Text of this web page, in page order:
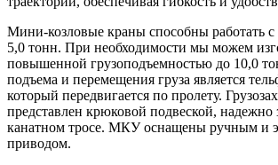
Мини-козловые краны способны работать с
5,0 тонн. При необходимости мы можем
повышенной грузоподъемностью до 10,0
подъема и перемещения груза является
который передвигается по пролету.
представлен крюковой подвеской, надежно
канатном тросе. МКУ оснащены ручным и
приводом.